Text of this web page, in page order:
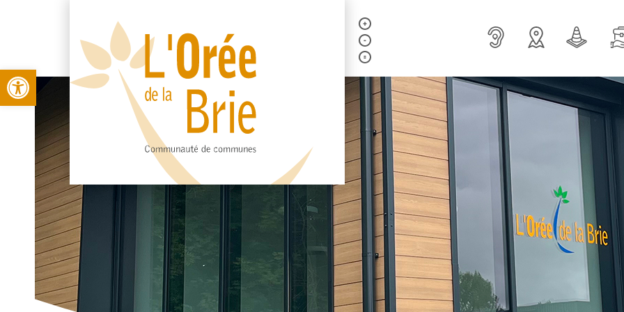
Open toolbar